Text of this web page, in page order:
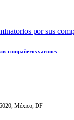
compañeros varones
México, DF